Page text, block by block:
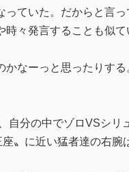
ていた。だからと言っ
々発言することも似
なーっと思ったりする
分の中でゾロVSシリ
〟に近い猛者達の右腕